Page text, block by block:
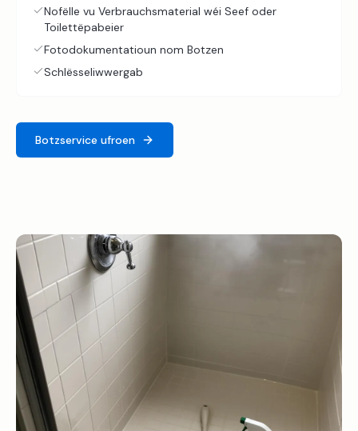
Nofëlle vu Verbrauchsmaterial wéi Seef oder
Toilettëpabeier
Fotodokumentatioun nom Botzen
Schlësseliwwergab
Botzservice ufroen